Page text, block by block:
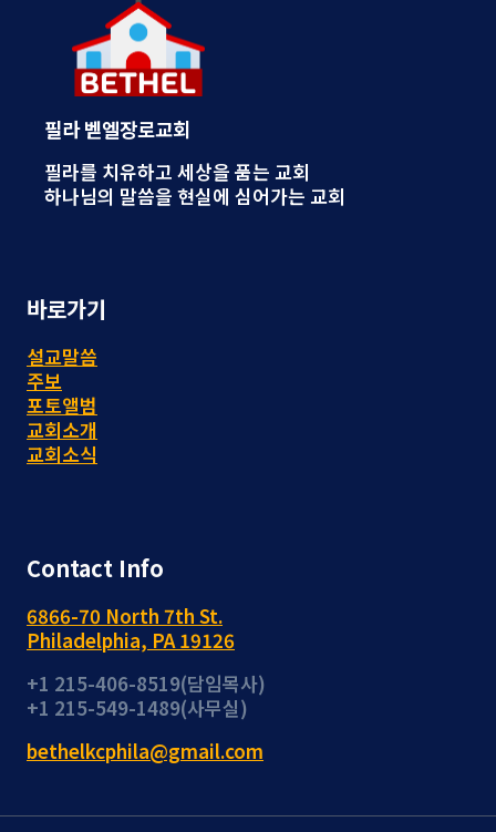
필라 벧엘장로교회
필라를 치유하고 세상을 품는 교회
하나님의 말씀을 현실에 심어가는 교회
바로가기
설교말씀
주보
포토앨범
교회소개
교회소식
Contact Info
6866-70 North 7th St.
Philadelphia, PA 19126
+1 215-406-8519(담임목사)
+1 215-549-1489(사무실)
bethelkcphila@gmail.com